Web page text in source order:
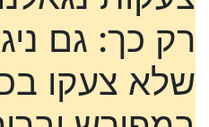
רק כך: גם
שלא צעקו